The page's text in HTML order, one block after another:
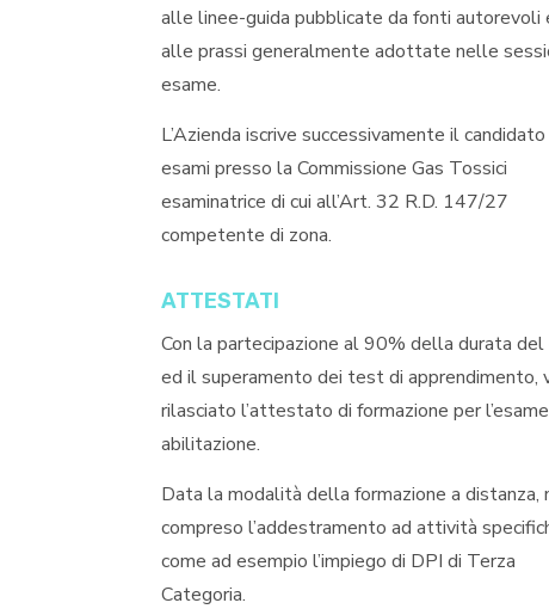
alle linee-guida pubblicate da fonti autorevoli
alle prassi generalmente adottate nelle
esame.
L’Azienda iscrive successivamente il
esami presso la Commissione Gas Tossici
esaminatrice di cui all’Art. 32 R.D. 147/27
competente di zona.
ATTESTATI
Con la partecipazione al 90% della durata del
ed il superamento dei test di apprendimento,
rilasciato l’attestato di formazione per
abilitazione.
Data la modalità della formazione a distanza,
compreso l’addestramento ad attività
come ad esempio l’impiego di DPI di Terza
Categoria.